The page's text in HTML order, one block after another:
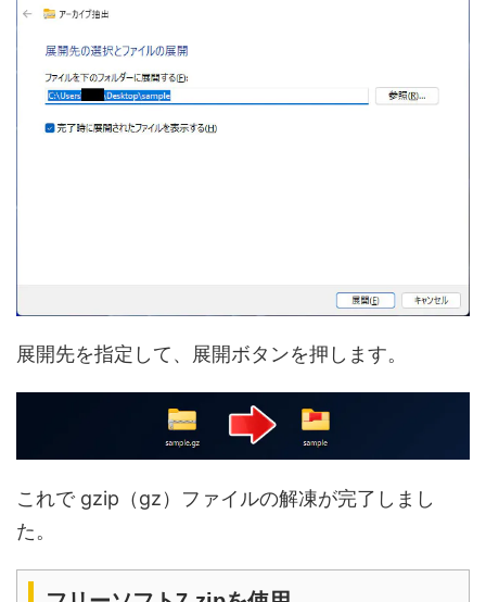
展開先を指定して、展開ボタンを押します。
これで gzip（gz）ファイルの解凍が完了しまし
た。